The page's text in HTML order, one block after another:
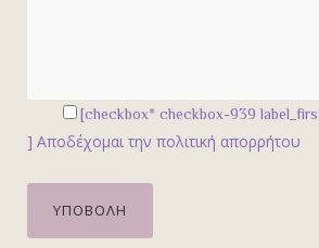
[checkbox* checkbox-939
] Αποδέχομαι την πολιτική απορρήτου